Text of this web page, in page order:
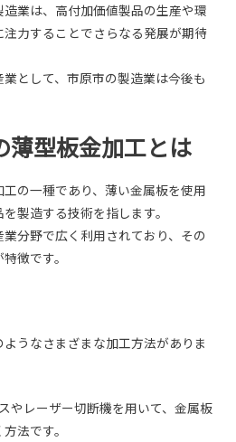
業は、高付加価値製品の生産や環
力することでさらなる発展が期待
として、市原市の製造業は今後も
薄型板金加工とは
の一種であり、薄い金属板を使用
製造する技術を指します。
分野で広く利用されており、その
徴です。
うなさまざまな加工方法がありま
やレーザー切断機を用いて、金属板
法です。